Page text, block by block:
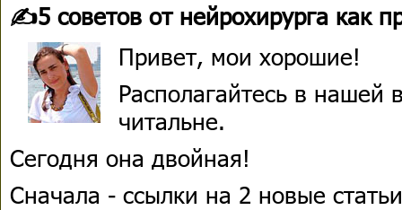
✍️5 советов от нейрохирурга как
Привет, мои хорошие!
Располагайтесь в нашей
читальне.
Сегодня она двойная!
Сначала - ссылки на 2 новые